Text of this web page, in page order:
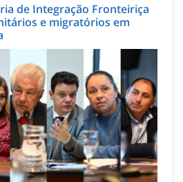
de Integração Fronteiriça
e migratórios em